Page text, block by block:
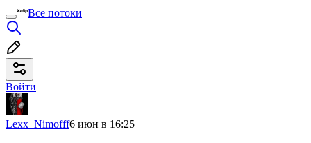
Все потоки
Войти
Lexx_Nimofff6 июн в 16:25